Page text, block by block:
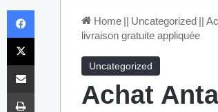
Home || Uncategorized ||
livraison gratuite appliquée
Uncategorized
Achat